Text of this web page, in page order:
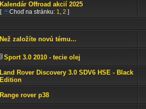
Kalendár Offroad akcií 2025
[ Choď na stránku: 1, 2 ]
Než založíte novú tému...
Sport 3.0 2010 - tecie olej
Land Rover Discovery 3.0 SDV6 HSE - Black
Edition
Range rover p38